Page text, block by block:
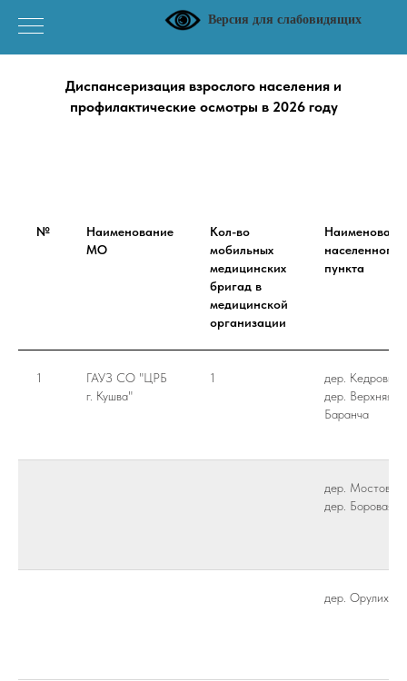
Версия для слабовидящих
Диспансеризация взрослого населения и
профилактические осмотры в 2026 году
№
Наименование
МО
Кол-во
мобильных
медицинских
бригад в
медицинской
организации
населенного
пункта
1
ГАУЗ СО "ЦРБ
г. Кушва"
1
дер. Кедровка,
дер. Верхняя
Баранча
дер. Мостовая,
дер. Боровая
дер. Орулиха